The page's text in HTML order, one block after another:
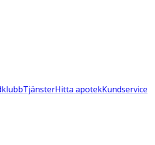
TjänsterHitta apotekKundservice